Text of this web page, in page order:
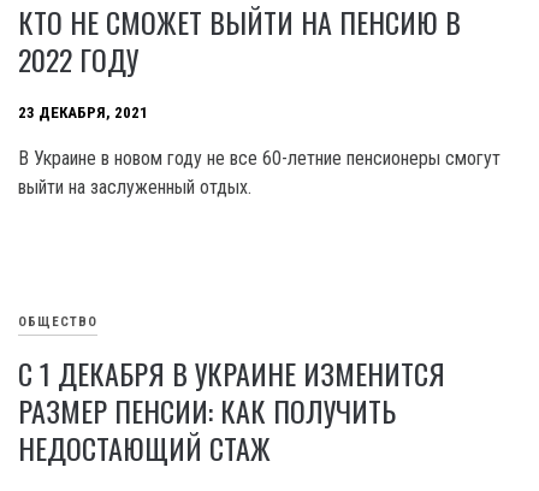
КТО НЕ СМОЖЕТ ВЫЙТИ НА ПЕНСИЮ В
2022 ГОДУ
23 ДЕКАБРЯ, 2021
В Украине в новом году не все 60-летние пенсионеры смогут
выйти на заслуженный отдых.
ОБЩЕСТВО
С 1 ДЕКАБРЯ В УКРАИНЕ ИЗМЕНИТСЯ
РАЗМЕР ПЕНСИИ: КАК ПОЛУЧИТЬ
НЕДОСТАЮЩИЙ СТАЖ